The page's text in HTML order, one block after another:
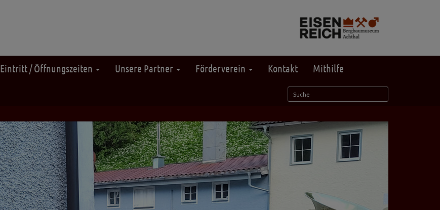
Eintritt / Öffnungszeiten Unsere Partner Förderverein Kontakt Mithilfe